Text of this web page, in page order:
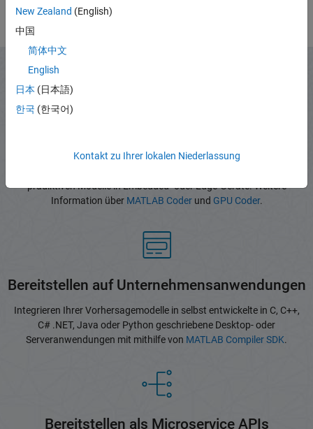
prädiktiven Modelle in Embedded- oder Edge-Geräte. Weitere
Information über MATLAB Coderund GPU Coder.
Bereitstellen auf Unternehmensanwendungen
Integrieren Ihrer Vorhersagemodelle in selbst entwickelte in C, C++,
C# .NET, Java oder Python geschriebene Desktop- oder
Serveranwendungen mit mithilfe von MATLAB Compiler SDK.
Bereitstellen als Microservice APIs
New Zealand (English)
中国
简体中文
English
日本 (日本語)
한국 (한국어)
Kontakt zu Ihrer lokalen Niederlassung